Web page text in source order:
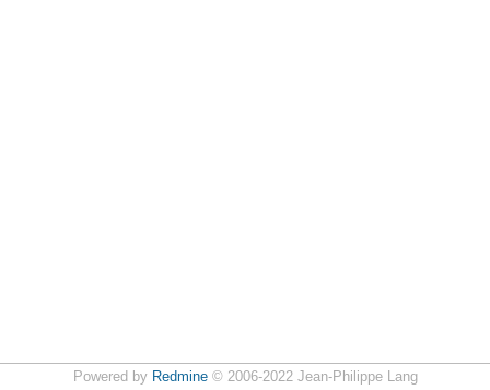
Powered by Redmine© 2006-2022 Jean-Philippe Lang